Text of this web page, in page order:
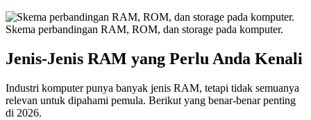
Skema perbandingan RAM, ROM, dan storage pada komputer.
Jenis-Jenis RAM yang Perlu Anda Kenali
Industri komputer punya banyak jenis RAM, tetapi tidak semuanya
relevan untuk dipahami pemula. Berikut yang benar-benar penting
di 2026.